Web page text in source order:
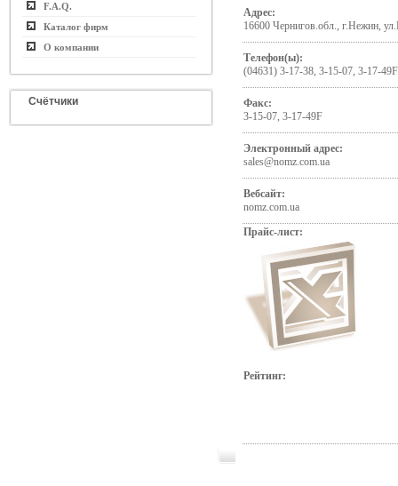
F.A.Q.
Каталог фирм
О компании
Счётчики
Адрес:
16600 Чернигов.обл., г.Нежин,
Телефон(ы):
(04631) 3-17-38, 3-15-07, 3-17-49F
Факс:
3-15-07, 3-17-49F
Электронный адрес:
sales@nomz.com.ua
Вебсайт:
nomz.com.ua
Прайс-лист:
Рейтинг: